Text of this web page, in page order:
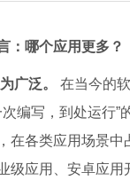
：哪个应用更多？
广泛。
在当今的
编写，到处运行”
在各类应用场景中
级应用、安卓应用